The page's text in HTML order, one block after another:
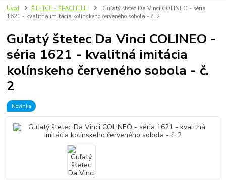
Úvod ŠTETCE - ŠPACHTLE
Guľatý štetec Da Vinci COLINEO - séria
1621 - kvalitná imitácia kolínskeho červeného sobola - č. 2
Guľatý štetec Da Vinci COLINEO -
séria 1621 - kvalitná imitácia
kolínskeho červeného sobola - č.
2
Novinka